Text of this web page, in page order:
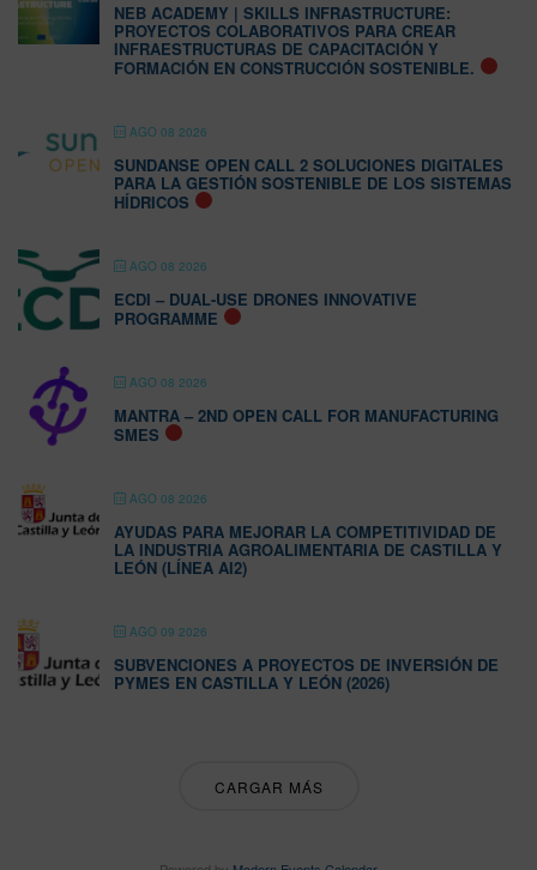
NEB ACADEMY | SKILLS INFRASTRUCTURE:
PROYECTOS COLABORATIVOS PARA CREAR
INFRAESTRUCTURAS DE CAPACITACIÓN Y
FORMACIÓN EN CONSTRUCCIÓN SOSTENIBLE.
AGO 08 2026
SUNDANSE OPEN CALL 2 SOLUCIONES DIGITALES
PARA LA GESTIÓN SOSTENIBLE DE LOS SISTEMAS
HÍDRICOS
AGO 08 2026
ECDI – DUAL-USE DRONES INNOVATIVE
PROGRAMME
AGO 08 2026
MANTRA – 2ND OPEN CALL FOR MANUFACTURING
SMES
AGO 08 2026
AYUDAS PARA MEJORAR LA COMPETITIVIDAD DE
LA INDUSTRIA AGROALIMENTARIA DE CASTILLA Y
LEÓN (LÍNEA AI2)
AGO 09 2026
SUBVENCIONES A PROYECTOS DE INVERSIÓN DE
PYMES EN CASTILLA Y LEÓN (2026)
CARGAR MÁS